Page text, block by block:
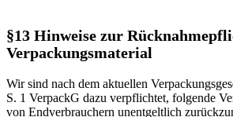
§13 Hinweise zur
Verpackungsmaterial
Wir sind nach dem aktuellen
S. 1 VerpackG dazu verpflichtet, folgende
von Endverbrauchern unentgeltlich